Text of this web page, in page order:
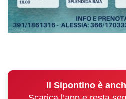
Il Sipontino è